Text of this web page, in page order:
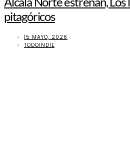
pitagóricos
15 MAYO, 2026
TODOINDIE